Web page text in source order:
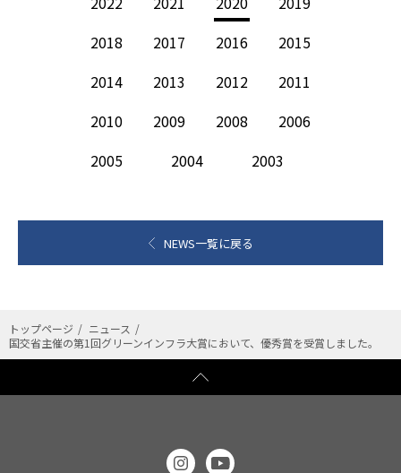
2018
2017 2016
2015
2014
2013 2012
2011
2010
2009 2008
2006
2005
2004 2003
NEWS一覧に戻る
トップページ
ニュース
国交省主催の第1回グリーンインフラ大賞において、優秀賞を受賞しました。